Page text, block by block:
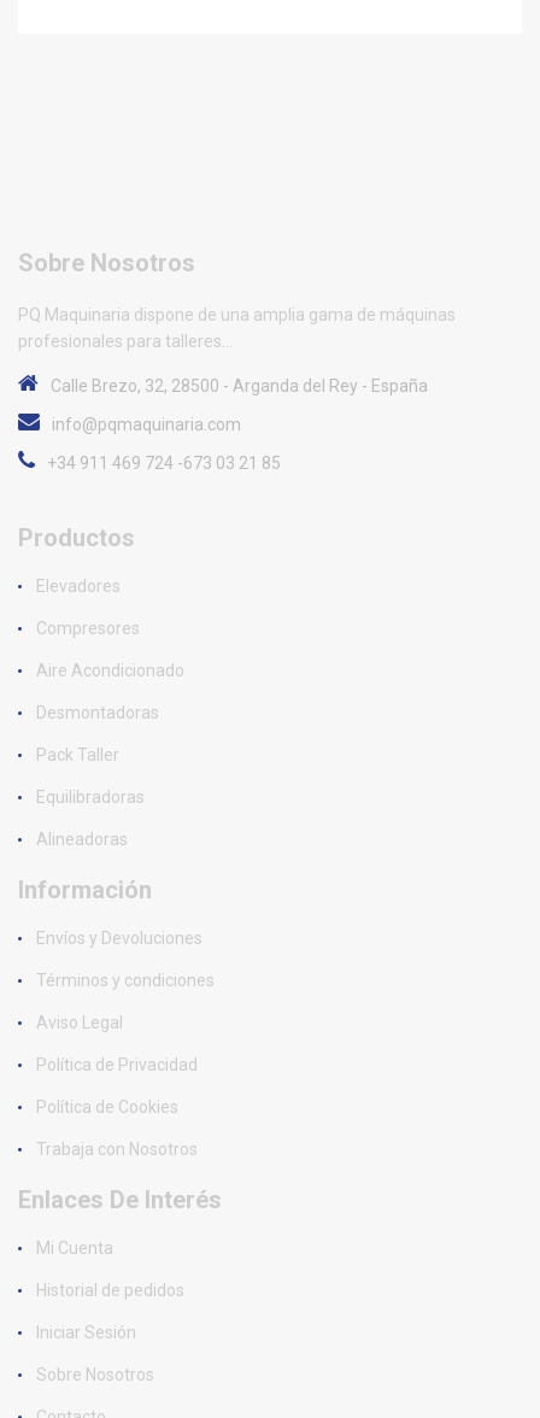
Sobre Nosotros
PQ Maquinaria dispone de una amplia gama de máquinas
profesionales para talleres...
Calle Brezo, 32, 28500 - Arganda del Rey - España
info@pqmaquinaria.com
+34 911 469 724 -673 03 21 85
Productos
Elevadores
Compresores
Aire Acondicionado
Desmontadoras
Pack Taller
Equilibradoras
Alineadoras
Información
Envíos y Devoluciones
Términos y condiciones
Aviso Legal
Política de Privacidad
Política de Cookies
Trabaja con Nosotros
Enlaces De Interés
Mi Cuenta
Historial de pedidos
Iniciar Sesión
Sobre Nosotros